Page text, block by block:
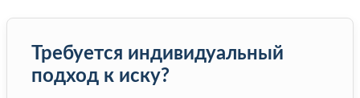
Требуется индивидуальный
подход к иску?